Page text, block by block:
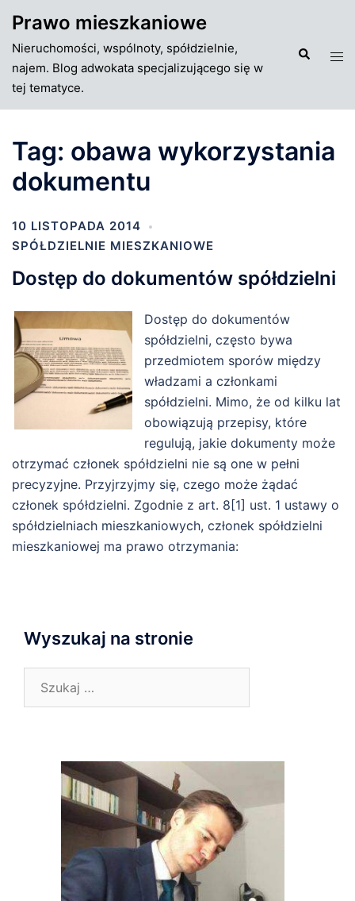
do
treści
Prawo mieszkaniowe
Nieruchomości, wspólnoty, spółdzielnie,
najem. Blog adwokata specjalizującego się w
tej tematyce.
Szukaj
Tag: obawa wykorzystania
dokumentu
10 LISTOPADA 2014
SPÓŁDZIELNIE MIESZKANIOWE
Dostęp do dokumentów spółdzielni
Dostęp do dokumentów
spółdzielni, często bywa
przedmiotem sporów między
władzami a członkami
spółdzielni. Mimo, że od kilku lat
obowiązują przepisy, które
regulują, jakie dokumenty może
otrzymać członek spółdzielni nie są one w pełni
precyzyjne. Przyjrzyjmy się, czego może żądać
członek spółdzielni. Zgodnie z art. 8[1] ust. 1 ustawy o
spółdzielniach mieszkaniowych, członek spółdzielni
mieszkaniowej ma prawo otrzymania:
Wyszukaj na stronie